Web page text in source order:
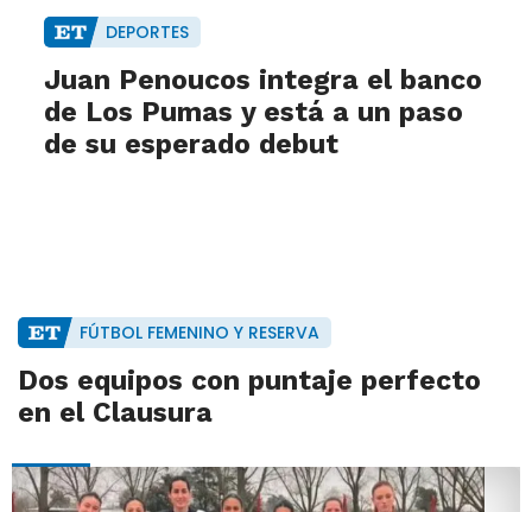
DEPORTES
Juan Penoucos integra el banco
de Los Pumas y está a un paso
de su esperado debut
FÚTBOL FEMENINO Y RESERVA
Dos equipos con puntaje perfecto
en el Clausura